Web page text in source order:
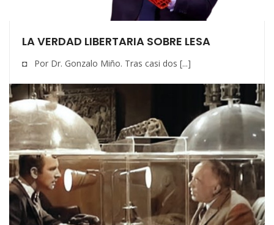
LA VERDAD LIBERTARIA SOBRE LESA
◘ Por Dr. Gonzalo Miño. Tras casi dos [...]